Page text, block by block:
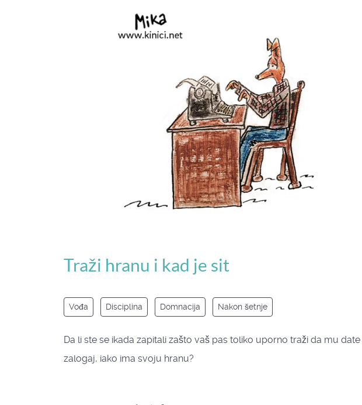
Traži hranu i kad je sit
Vođa Disciplina Domnacija Nakon šetnje
Da li ste se ikada zapitali zašto vaš pas toliko uporno traži da mu date
zalogaj, iako ima svoju hranu?